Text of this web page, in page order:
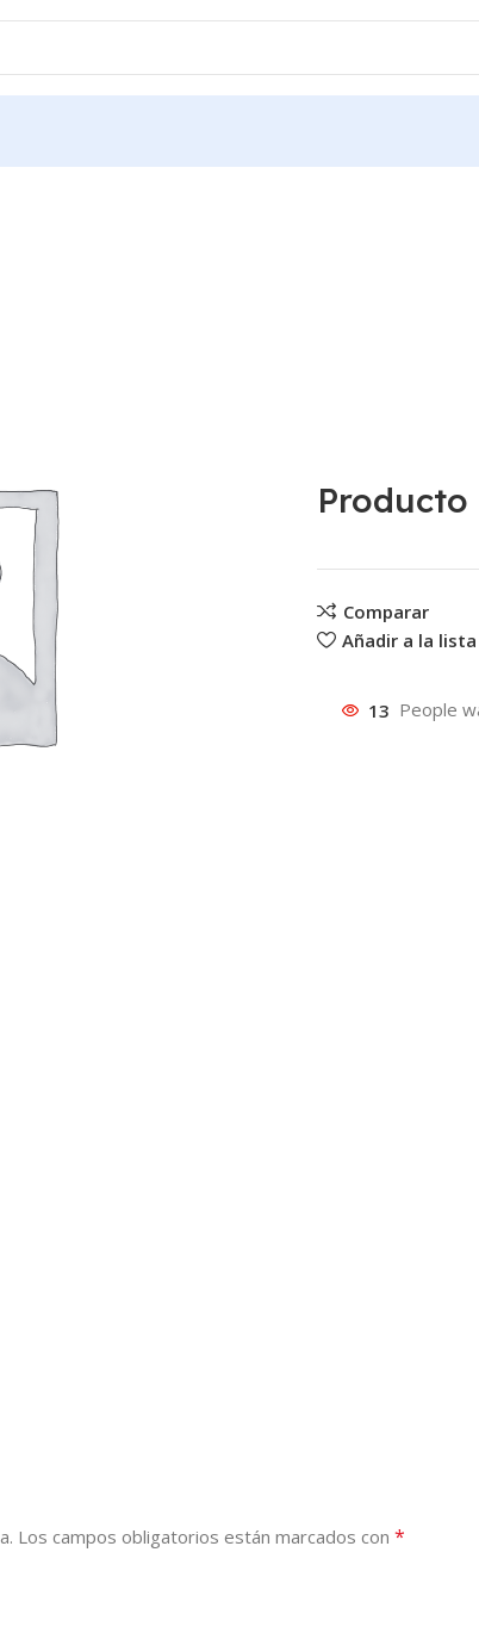
Producto
Comparar
Añadir a la
13 People
Los campos obligatorios están marcados con *